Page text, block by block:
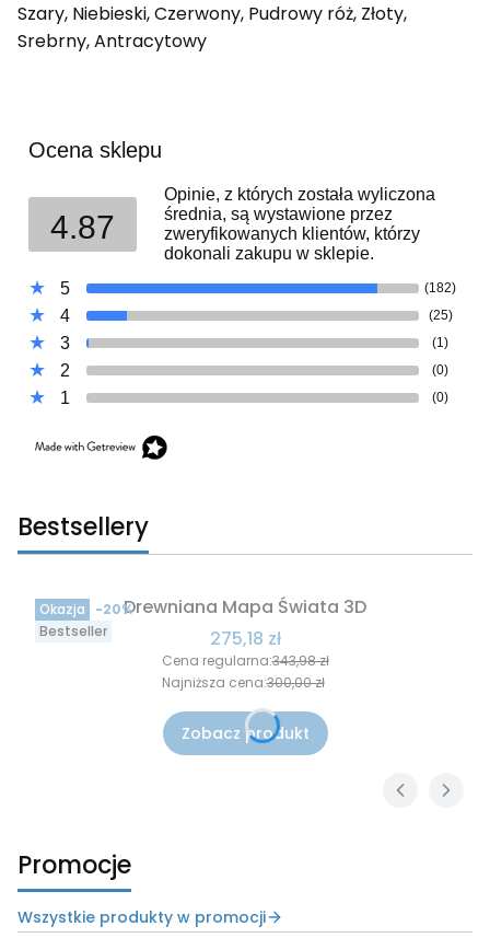
Szary, Niebieski, Czerwony, Pudrowy róż, Złoty,
Srebrny, Antracytowy
Ocena sklepu
4.87
Opinie, z których została wyliczona
średnia, są wystawione przez
zweryfikowanych klientów, którzy
dokonali zakupu w sklepie.
5
(182)
4 (25)
3 (1)
2 (0)
1 (0)
Bestsellery
Okazja
Bestseller
Drewniana Mapa Świata 3D
Cena promocyjna
275,18 zł
Cena regularna:343,98 zł
-20%
Najniższa cena:300,00 zł
Zobacz produkt
Promocje
Wszystkie produkty w promocji